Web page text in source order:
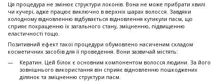
Ця процедура не змінює структури локонів. Вона не може прибрати хвилі
чи кучері, адже працює виключно в верхніх шарах волосся. Завдяки
холодному відновленню відбувається відновлення кутикули пасм, що
сприяє покращенню їх загального стану, зміцненню, підвищенню
еластичності тощо.
Позитивний ефект такої процедури обумовлено насиченим складом
косметичних засобів для її проведення. Вони зазвичай містять:
Кератин. Цей білок є основним компонентом волосся людини. За його
зовнішнього використання він сприяє відновленню пошкоджених
ділянок та зміцненню структури пасм.